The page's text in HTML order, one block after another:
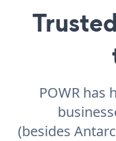
POWR has
(besides